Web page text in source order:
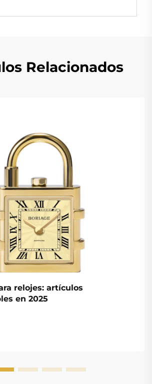
Relacionados
relojes: artículos
en 2025